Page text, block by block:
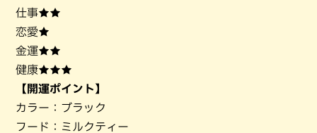
仕事★★
恋愛★
金運★★
健康★★★
【開運ポイント】
カラー：ブラック
フード：ミルクティー